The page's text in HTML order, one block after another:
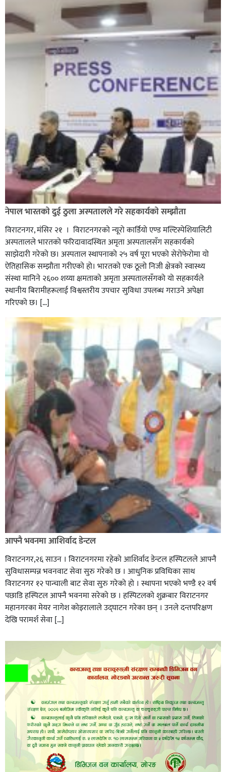
नेपाल भारतकाे दुई ठुला अस्पतालले गरे सहकार्यकाे सम्झाैता
विराटनगर, मंसिर २१ । विराटनगरको न्यूरो कार्डियो एण्ड मल्टिस्पेशियालिटी
अस्पतालले भारतको फरिदावादस्थित अमृता अस्पतालसँग सहकार्यकाे
साझेदारी गरेको छ। अस्पताल स्थापनाको २५ वर्ष पूरा भएको सेराेफेराेमा यो
ऐतिहासिक सम्झौता गरीएकाे हो। भारतको एक ठूलो निजी क्षेत्रको स्वास्थ्य
संस्था मानिने २६०० शय्या क्षमताको अमृता अस्पतालसँगको यो सहकार्यले
स्थानीय बिरामीहरूलाई विश्वस्तरीय उपचार सुविधा उपलब्ध गराउने अपेक्षा
गरिएको छ। […]
आफ्नै भवनमा आशिर्वाद डेन्टल
विराटनगर,२६ साउन । विराटनगरमा रहेको आशिर्वाद डेन्टल हस्पिटलले आफ्नै
सुविधासम्पन्न भवनवाट सेवा सुरु गरेको छ । आधुनिक प्रविधिका साथ
विराटनगर १२ पान्चाली बाट सेवा सुरु गरेको हो । स्थापना भएको भण्डै १२ वर्ष
पछाडि हस्पिटल आफ्नै भवनमा सरेको छ । हस्पिटलको शुक्रबार विराटनगर
महानगरका मेयर नागेश कोइरालाले उद्घाटन गरेका छन् । उनले दन्तपरिक्षण
देखि परामर्श सेवा […]